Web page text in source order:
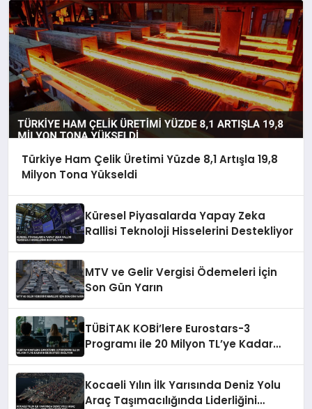
Türkiye Ham Çelik Üretimi Yüzde 8,1 Artışla 19,8
Milyon Tona Yükseldi
Küresel Piyasalarda Yapay Zeka
Rallisi Teknoloji Hisselerini Destekliyor
MTV ve Gelir Vergisi Ödemeleri İçin
Son Gün Yarın
TÜBİTAK KOBİ’lere Eurostars-3
Programı ile 20 Milyon TL’ye Kadar
Kocaeli Yılın İlk Yarısında Deniz Yolu
Araç Taşımacılığında Liderliğini